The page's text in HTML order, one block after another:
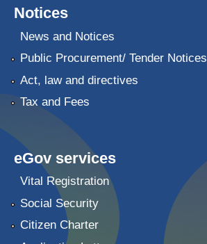
Notices
News and Notices
Public Procurement/ Tender Notices
Act, law and directives
Tax and Fees
eGov services
Vital Registration
Social Security
Citizen Charter